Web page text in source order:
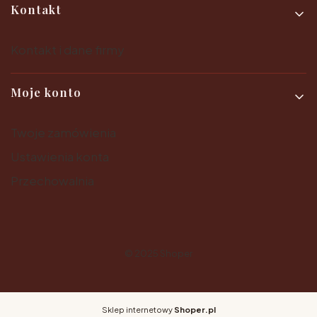
Kontakt
Moje konto
Sklep internetowy Shoper.pl